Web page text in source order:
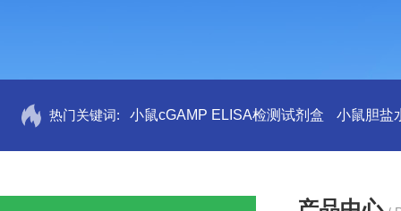
热门关键词: 小鼠cGAMP ELISA检测试剂盒 小鼠胆盐